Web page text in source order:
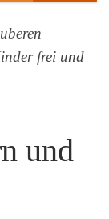
frei und
und